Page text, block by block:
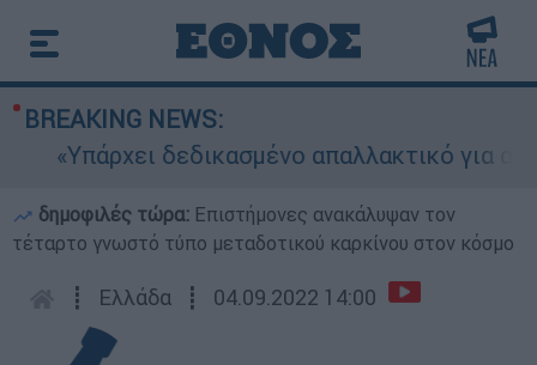
BREAKING NEWS:
«Υπάρχει δεδικασμένο απαλλακτικό για
δημοφιλές τώρα: Επιστήμονες ανακάλυψαν τον
τέταρτο γνωστό τύπο μεταδοτικού καρκίνου στον κόσμο
┋ Ελλάδα ┋ 04.09.2022 14:00